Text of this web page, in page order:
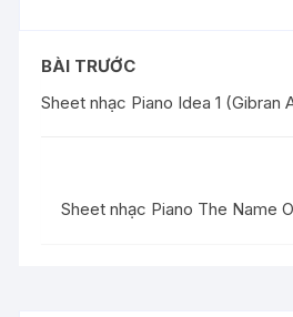
BÀI TRƯỚC
Sheet nhạc Piano Idea 1
Sheet nhạc Piano The Name